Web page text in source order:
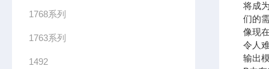
1768系列
1763系列
1492
将成
们的
像现
令人
输出